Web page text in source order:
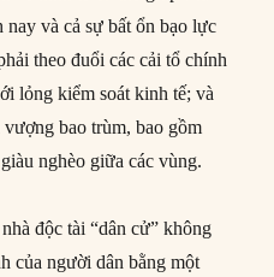
và cả sự bất ổn bạo lực
theo đuổi các cải tổ chính
lỏng kiểm soát kinh tế; và
bao trùm, bao gồm
nghèo giữa các vùng.
độc tài “dân cử” không
của người dân bằng một